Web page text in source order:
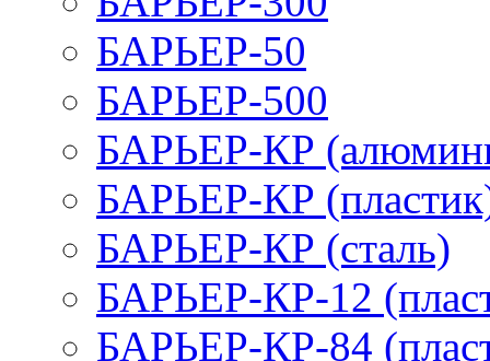
БАРЬЕР-50
БАРЬЕР-500
БАРЬЕР-КР
БАРЬЕР-КР
БАРЬЕР-КР (сталь)
БАРЬЕР-КР-12
БАРЬЕР-КР-84